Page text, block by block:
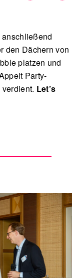
den Dächern von
platzen und
Party-
Let’s